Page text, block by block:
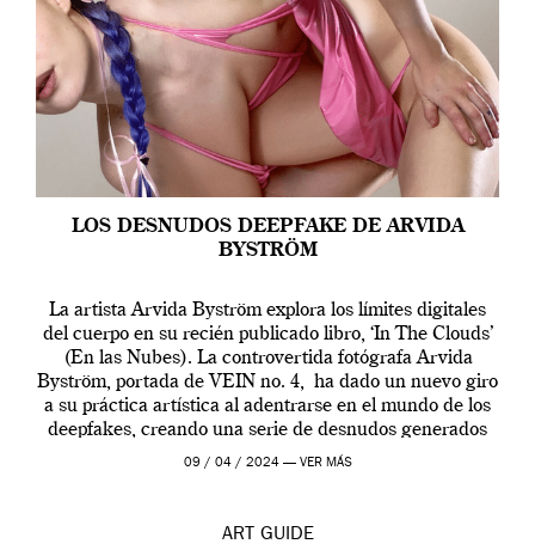
LOS DESNUDOS DEEPFAKE DE ARVIDA
BYSTRÖM
La artista Arvida Byström explora los límites digitales
del cuerpo en su recién publicado libro, ‘In The Clouds’
(En las Nubes). La controvertida fotógrafa Arvida
Byström, portada de VEIN no. 4, ha dado un nuevo giro
a su práctica artística al adentrarse en el mundo de los
deepfakes, creando una serie de desnudos generados
por […]
09 / 04 / 2024 — VER MÁS
ART GUIDE